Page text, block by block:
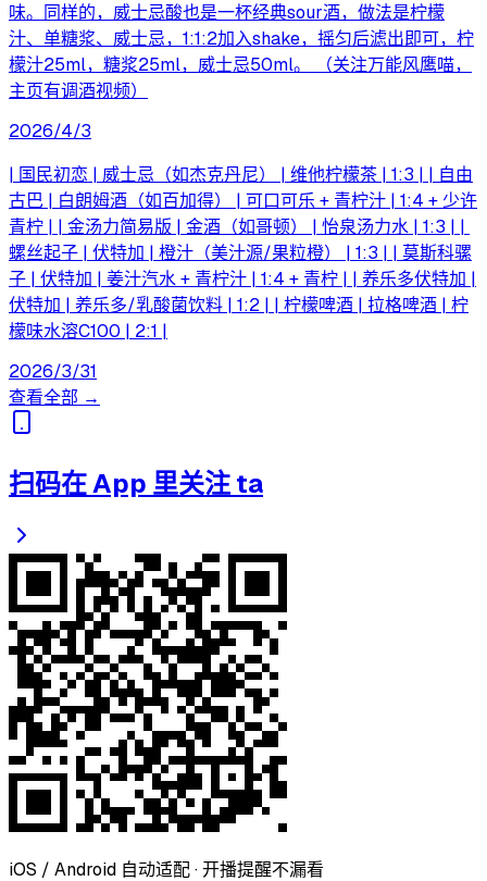
味。同样的，威士忌酸也是一杯经典sour酒，做法是柠檬
汁、单糖浆、威士忌，1:1:2加入shake，摇匀后滤出即可，柠
檬汁25ml，糖浆25ml，威士忌50ml。 （关注万能风鹰喵，
主页有调酒视频）
2026/4/3
| ‌国民初恋‌ | 威士忌（如杰克丹尼） | 维他柠檬茶 | 1:3 | | ‌自由
古巴‌ | 白朗姆酒（如百加得） | 可口可乐 + 青柠汁 | 1:4 + 少许
青柠 | | ‌金汤力简易版‌ | 金酒（如哥顿） | 怡泉汤力水 | 1:3 | | ‌
螺丝起子‌ | 伏特加 | 橙汁（美汁源/果粒橙） | 1:3 | | ‌莫斯科骡
子‌ | 伏特加 | 姜汁汽水 + 青柠汁 | 1:4 + 青柠 | | ‌养乐多伏特加‌ |
伏特加 | 养乐多/乳酸菌饮料 | 1:2 | | ‌柠檬啤酒‌ | 拉格啤酒 | 柠
檬味水溶C100 | 2:1 |
2026/3/31
查看全部 →
扫码在 App 里关注 ta
iOS / Android 自动适配 · 开播提醒不漏看